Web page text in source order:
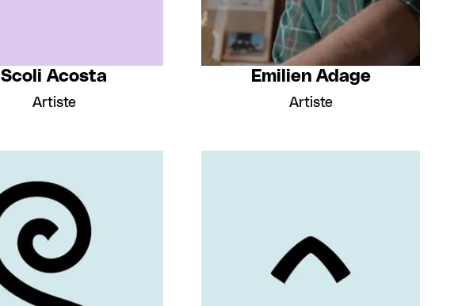
Scoli Acosta
Artiste
Emilien Adage
Artiste